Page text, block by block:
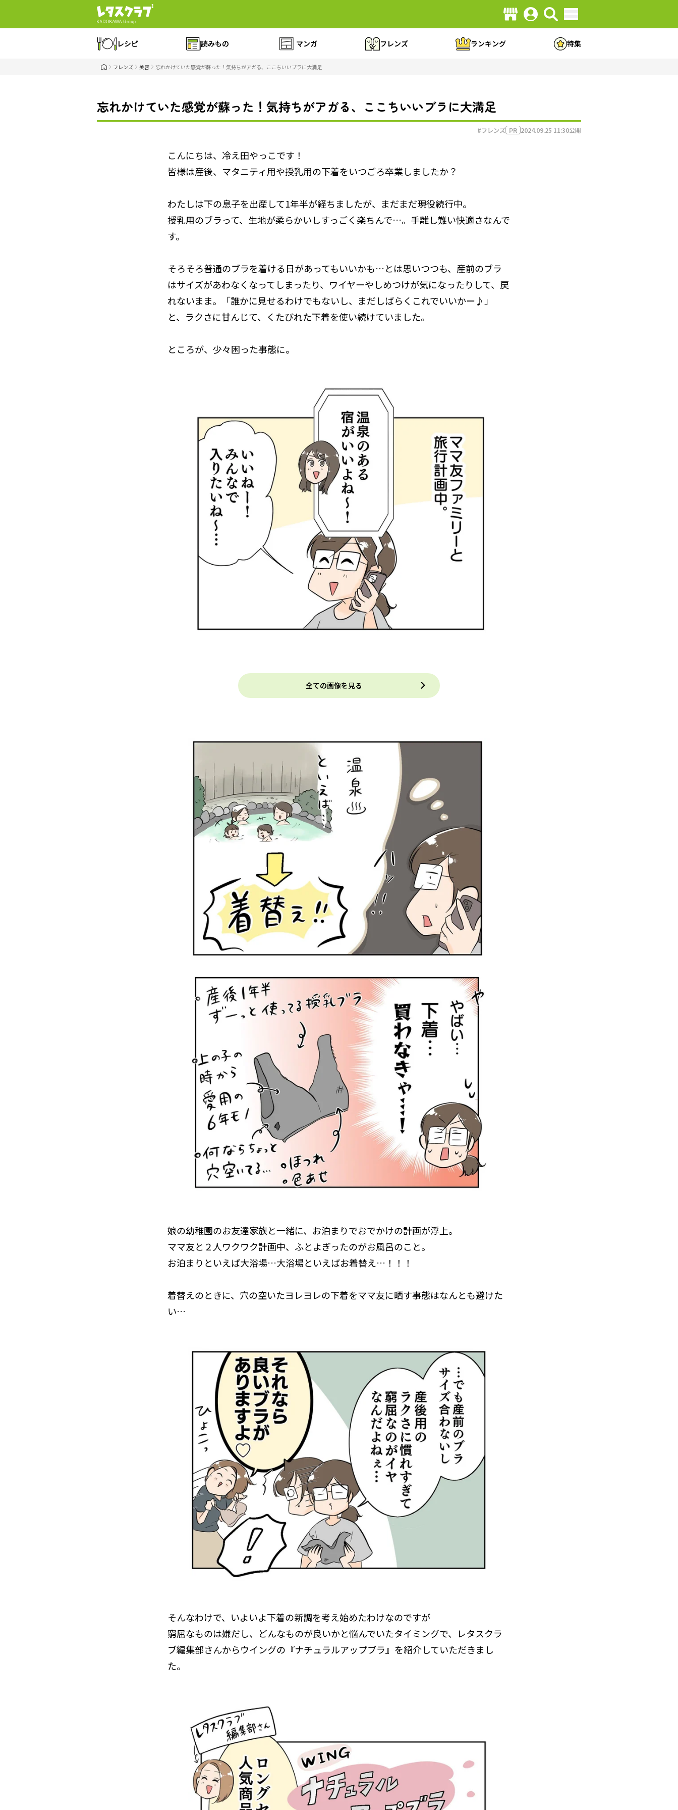
レシピ 読みもの マンガ フレンズ ランキング 特集
フレンズ 美容 忘れかけていた感覚が蘇った！気持ちがアガる、ここちいいブラに大満足
忘れかけていた感覚が蘇った！気持ちがアガる、ここちいいブラに大満足
#フレンズ PR 2024.09.25 11:30公開
こんにちは、冷え田やっこです！
皆様は産後、マタニティ用や授乳用の下着をいつごろ卒業しましたか？
わたしは下の息子を出産して1年半が経ちましたが、まだまだ現役続行中。
授乳用のブラって、生地が柔らかいしすっごく楽ちんで…。手離し難い快適さなんで
す。
そろそろ普通のブラを着ける日があってもいいかも…とは思いつつも、産前のブラ
はサイズがあわなくなってしまったり、ワイヤーやしめつけが気になったりして、戻
れないまま。「誰かに見せるわけでもないし、まだしばらくこれでいいかー♪」
と、ラクさに甘んじて、くたびれた下着を使い続けていました。
ところが、少々困った事態に。
全ての画像を見る
娘の幼稚園のお友達家族と一緒に、お泊まりでおでかけの計画が浮上。
ママ友と２人ワクワク計画中、ふとよぎったのがお風呂のこと。
お泊まりといえば大浴場…大浴場といえばお着替え…！！！
着替えのときに、穴の空いたヨレヨレの下着をママ友に晒す事態はなんとも避けた
い…
そんなわけで、いよいよ下着の新調を考え始めたわけなのですが
窮屈なものは嫌だし、どんなものが良いかと悩んでいたタイミングで、レタスクラ
ブ編集部さんからウイングの『ナチュラルアップブラ』を紹介していただきまし
た。